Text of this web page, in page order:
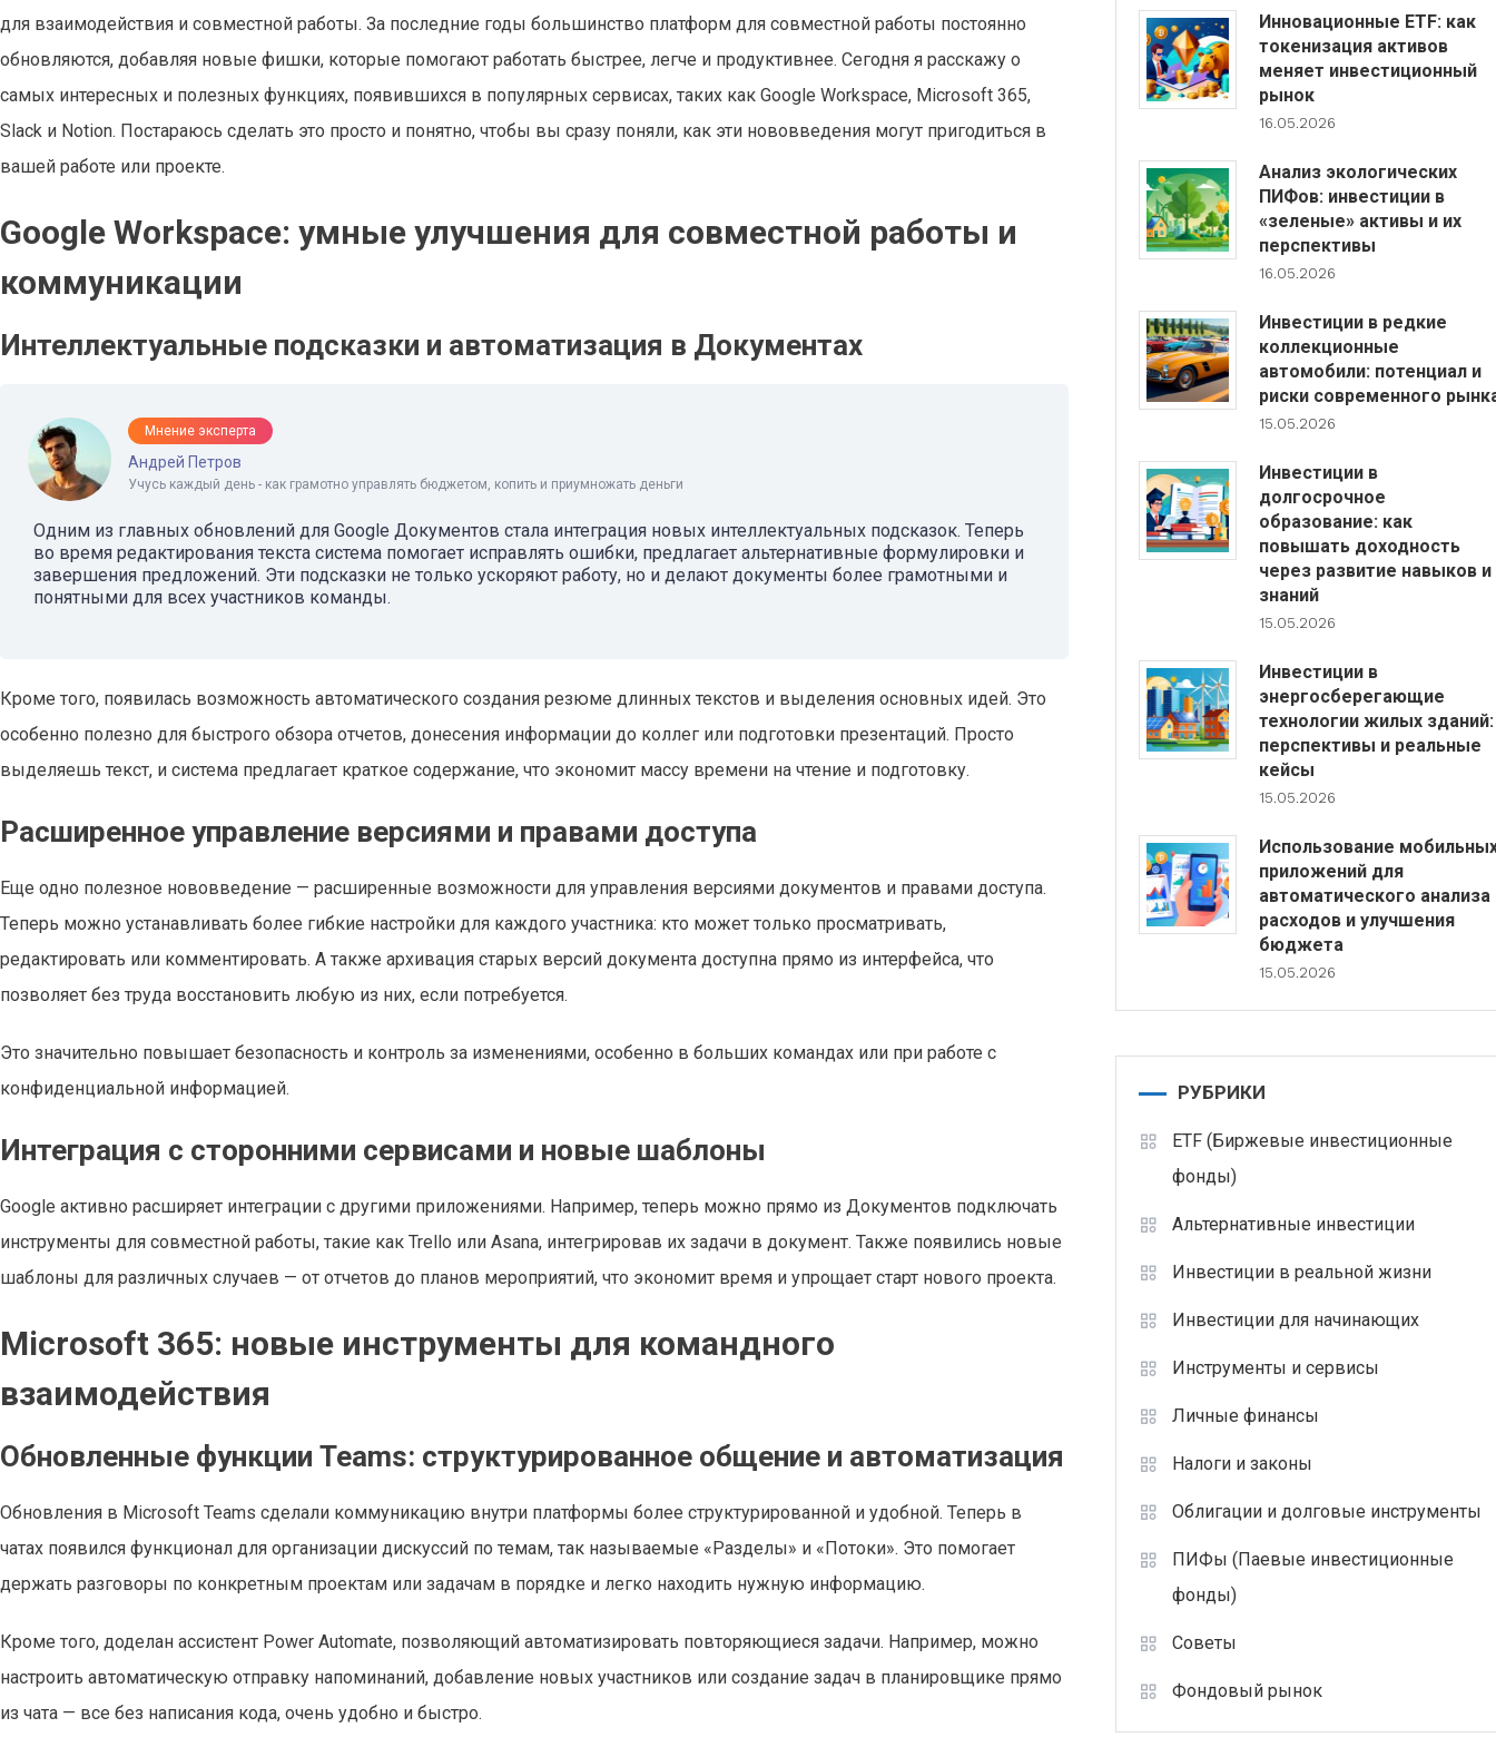
для взаимодействия и совместной работы. За последние годы большинство платформ для совместной работы постоянно
обновляются, добавляя новые фишки, которые помогают работать быстрее, легче и продуктивнее. Сегодня я расскажу о
самых интересных и полезных функциях, появившихся в популярных сервисах, таких как Google Workspace, Microsoft 365,
Slack и Notion. Постараюсь сделать это просто и понятно, чтобы вы сразу поняли, как эти нововведения могут пригодиться в
вашей работе или проекте.
Google Workspace: умные улучшения для совместной работы и
коммуникации
Интеллектуальные подсказки и автоматизация в Документах
Мнение эксперта
Андрей Петров
Учусь каждый день - как грамотно управлять бюджетом, копить и приумножать деньги
Одним из главных обновлений для Google Документов стала интеграция новых интеллектуальных подсказок. Теперь
во время редактирования текста система помогает исправлять ошибки, предлагает альтернативные формулировки и
завершения предложений. Эти подсказки не только ускоряют работу, но и делают документы более грамотными и
понятными для всех участников команды.
Кроме того, появилась возможность автоматического создания резюме длинных текстов и выделения основных идей. Это
особенно полезно для быстрого обзора отчетов, донесения информации до коллег или подготовки презентаций. Просто
выделяешь текст, и система предлагает краткое содержание, что экономит массу времени на чтение и подготовку.
Расширенное управление версиями и правами доступа
Еще одно полезное нововведение — расширенные возможности для управления версиями документов и правами доступа.
Теперь можно устанавливать более гибкие настройки для каждого участника: кто может только просматривать,
редактировать или комментировать. А также архивация старых версий документа доступна прямо из интерфейса, что
позволяет без труда восстановить любую из них, если потребуется.
Это значительно повышает безопасность и контроль за изменениями, особенно в больших командах или при работе с
конфиденциальной информацией.
Интеграция с сторонними сервисами и новые шаблоны
Google активно расширяет интеграции с другими приложениями. Например, теперь можно прямо из Документов подключать
инструменты для совместной работы, такие как Trello или Asana, интегрировав их задачи в документ. Также появились новые
шаблоны для различных случаев — от отчетов до планов мероприятий, что экономит время и упрощает старт нового проекта.
Microsoft 365: новые инструменты для командного
взаимодействия
Обновленные функции Teams: структурированное общение и автоматизация
Обновления в Microsoft Teams сделали коммуникацию внутри платформы более структурированной и удобной. Теперь в
чатах появился функционал для организации дискуссий по темам, так называемые «Разделы» и «Потоки». Это помогает
держать разговоры по конкретным проектам или задачам в порядке и легко находить нужную информацию.
Кроме того, доделан ассистент Power Automate, позволяющий автоматизировать повторяющиеся задачи. Например, можно
настроить автоматическую отправку напоминаний, добавление новых участников или создание задач в планировщике прямо
из чата — все без написания кода, очень удобно и быстро.
Инновационные ETF: как
токенизация активов
меняет инвестиционный
рынок
16.05.2026
Анализ экологических
ПИФов: инвестиции в
«зеленые» активы и их
перспективы
16.05.2026
Инвестиции в редкие
коллекционные
автомобили: потенциал и
риски современного
15.05.2026
Инвестиции в
долгосрочное
образование: как
повышать доходность
через развитие навыков и
знаний
15.05.2026
Инвестиции в
энергосберегающие
технологии жилых зданий:
перспективы и реальные
кейсы
15.05.2026
Использование
приложений для
автоматического анализа
расходов и улучшения
бюджета
15.05.2026
РУБРИКИ
ETF (Биржевые инвестиционные
фонды)
Альтернативные инвестиции
Инвестиции в реальной жизни
Инвестиции для начинающих
Инструменты и сервисы
Личные финансы
Налоги и законы
Облигации и долговые инструменты
ПИФы (Паевые инвестиционные
фонды)
Советы
Фондовый рынок